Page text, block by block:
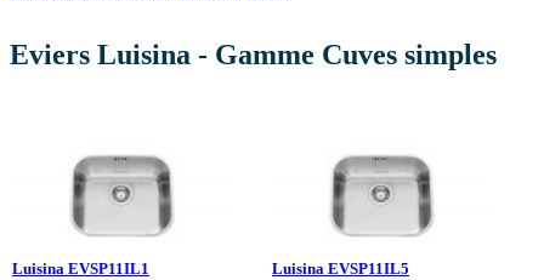
Eviers Luisina - Gamme Cuves simples
Luisina EVSP11IL1
Luisina EVSP11IL5